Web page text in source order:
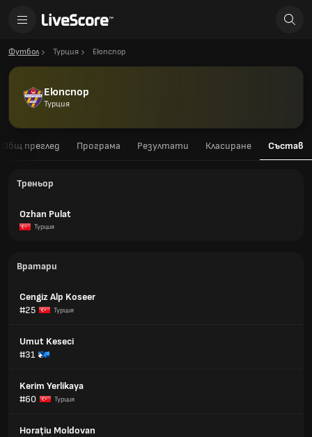
Футбол Турция Еюпспор
Еюпспор
Турция
Общ преглед Програма Резултати Класиране Състав
Треньор
Ozhan Pulat
Турция
Вратари
Cengiz Alp Koseer
#25
Турция
Umut Keseci
#31
Kerim Yerlikaya
#60
Турция
Horațiu Moldovan